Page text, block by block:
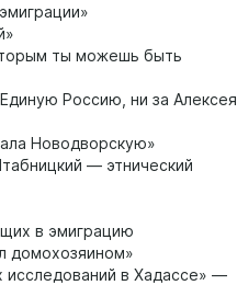
ты можешь быть
Россию, ни за Алексея
Новодворскую»
— этнический
в эмиграцию
домохозяином»
исследований в Хадассе» —